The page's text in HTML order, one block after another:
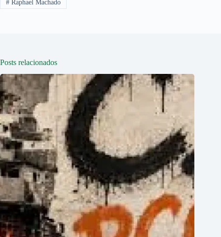
#Raphael Machado
Posts relacionados